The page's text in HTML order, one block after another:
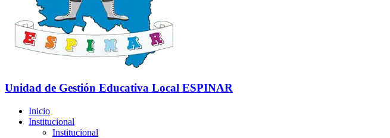
Unidad de Gestión Educativa Local ESPINAR
Inicio
Institucional
Institucional